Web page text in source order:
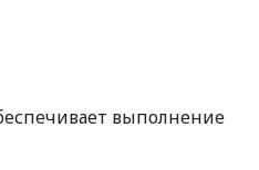
выполнение